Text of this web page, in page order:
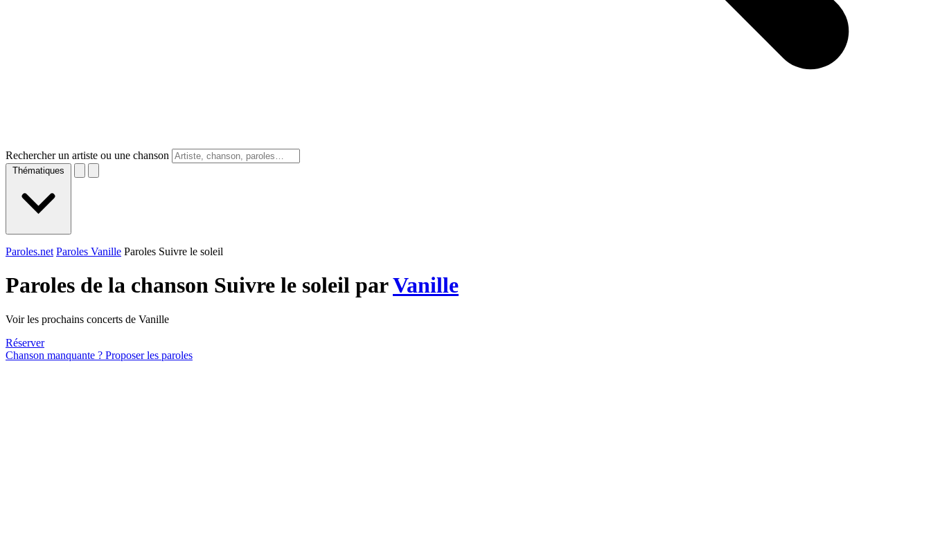
Rechercher un artiste ou une chanson
Thématiques
Paroles.net Paroles Vanille Paroles Suivre le soleil
Paroles de la chanson Suivre le soleil parVanille
Voir les prochains concerts de Vanille
Réserver
Chanson manquante ? Proposer les paroles